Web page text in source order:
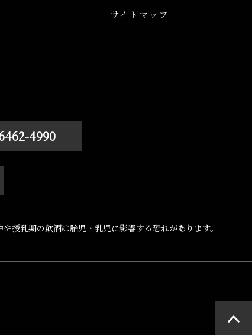
サイトマップ
4990
授乳期の飲酒は胎児・乳児に影響する恐れがあります。